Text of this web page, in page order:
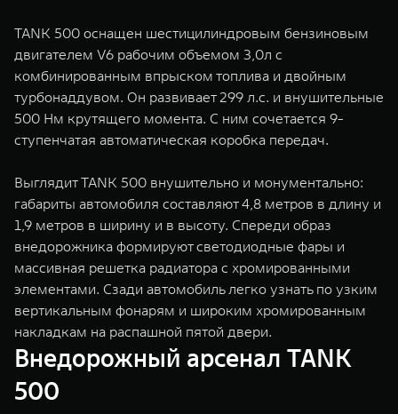
TANK 500 оснащен шестицилиндровым бензиновым
двигателем V6 рабочим объемом 3,0л с
комбинированным впрыском топлива и двойным
турбонаддувом. Он развивает 299 л.с. и внушительные
500 Нм крутящего момента. С ним сочетается 9-
ступенчатая автоматическая коробка передач.
Выглядит TANK 500 внушительно и монументально:
габариты автомобиля составляют 4,8 метров в длину и
1,9 метров в ширину и в высоту. Спереди образ
внедорожника формируют светодиодные фары и
массивная решетка радиатора с хромированными
элементами. Сзади автомобиль легко узнать по узким
вертикальным фонарям и широким хромированным
накладкам на распашной пятой двери.
Внедорожный арсенал TANK
500